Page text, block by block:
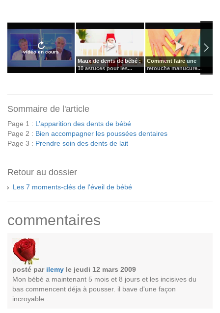
vidéo en cours
Maux de dents de bébé :
10 astuces pour les...
Comment faire une
retouche manucure...
Sommaire de l'article
Page 1 : L’apparition des dents de bébé
Page 2 : Bien accompagner les poussées dentaires
Page 3 : Prendre soin des dents de lait
Retour au dossier
Les 7 moments-clés de l'éveil de bébé
commentaires
posté par ilemy le jeudi 12 mars 2009
Mon bébé a maintenant 5 mois et 8 jours et les incisives du
bas commencent déja à pousser. il bave d'une façon
incroyable .